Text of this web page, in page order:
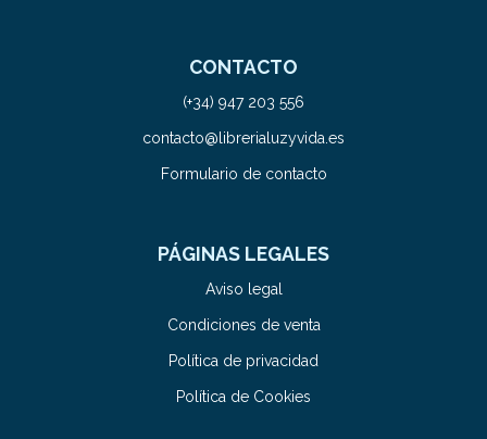
CONTACTO
(+34) 947 203 556
contacto@librerialuzyvida.es
Formulario de contacto
PÁGINAS LEGALES
Aviso legal
Condiciones de venta
Política de privacidad
Política de Cookies